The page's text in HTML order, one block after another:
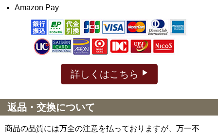
Amazon Pay
詳しくはこちら
返品・交換について
商品の品質には万全の注意を払っておりますが、万一不